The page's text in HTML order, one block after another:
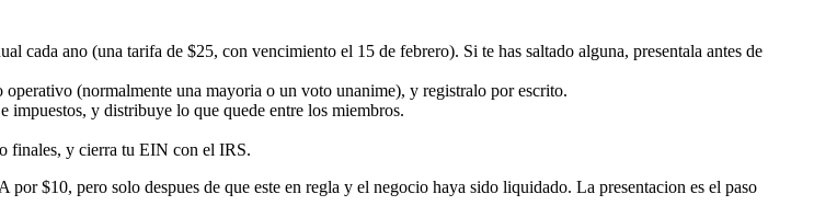
ano (una tarifa de $25, con vencimiento el 15 de febrero). Si te has saltado alguna, presentala antes de
(normalmente una mayoria o un voto unanime), y registralo por escrito.
impuestos, y distribuye lo que quede entre los miembros.
finales, y cierra tu EIN con el IRS.
$10, pero solo despues de que este en regla y el negocio haya sido liquidado. La presentacion es el paso